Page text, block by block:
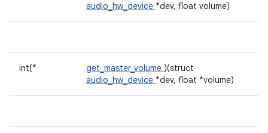
audio_hw_device *dev, float volume)
int(* get_master_volume )(struct
audio_hw_device *dev, float *volume)